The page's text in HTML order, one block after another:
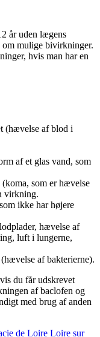
år uden lægens
mulige bivirkninger.
hvis man har en
(hævelse af blod i
af et glas vand, som
som er hævelse
virkning.
ikke har højere
hævelse af
luft i lungerne,
af bakterierne).
du får udskrevet
af baclofen og
med brug af anden
de Loire Loire sur